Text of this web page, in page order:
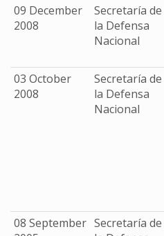
09 December
2008
Secretaría de
la Defensa
Nacional
03 October
2008
Secretaría de
la Defensa
Nacional
08 September Secretaría de